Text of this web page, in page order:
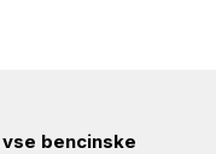
bencinske